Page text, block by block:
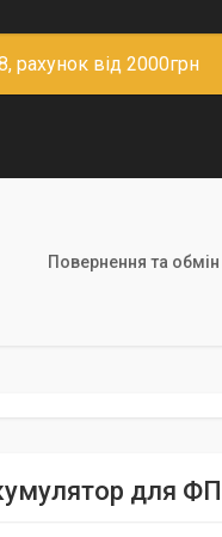
рахунок від 2000грн
Повернення та обмін
для